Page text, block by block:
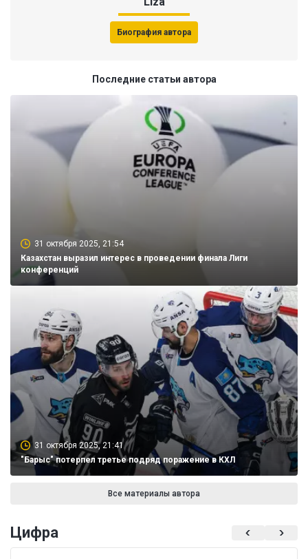
Биография автора
Последние статьи автора
31 октября 2025, 21:54
Казахстан выразил интерес в проведении финала Лиги
конференций
31 октября 2025, 21:41
"Барыс" потерпел третье подряд поражение в КХЛ
Все материалы автора
Цифра